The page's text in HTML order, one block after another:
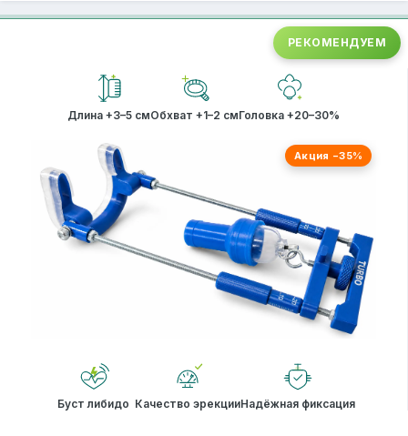
РЕКОМЕНДУЕМ
Длина +3–5 смОбхват +1–2 смГоловка +20–30%
Акция −35%
Буст либидо Качество эрекцииНадёжная фиксация